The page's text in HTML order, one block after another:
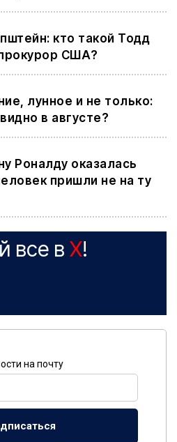
кто такой Тодд
США?
лунное и не только:
в августе?
Роналду оказалась
пришли не на ту
все в X!